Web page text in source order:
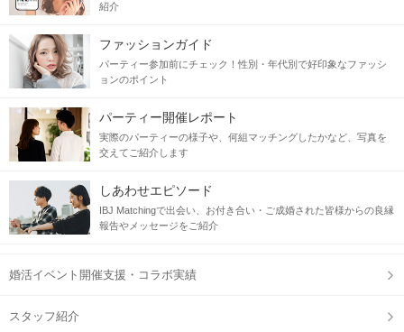
紹介
ファッションガイド
パーティー参加前にチェック！性別・年代別で好印象なファッシ
ョンのポイント
パーティー開催レポート
実際のパーティーの様子や、何組マッチングしたかなど、写真を
交えてご紹介します
しあわせエピソード
IBJ Matchingで出会い、お付き合い・ご成婚された皆様からの良縁
報告やメッセージをご紹介
婚活イベント開催支援・コラボ実績
スタッフ紹介